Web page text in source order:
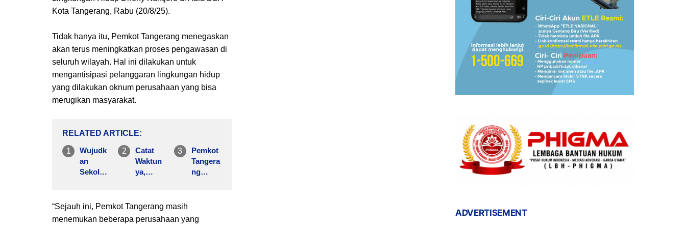
Kota Tangerang, Rabu (20/8/25).
Tidak hanya itu, Pemkot Tangerang menegaskan
akan terus meningkatkan proses pengawasan di
seluruh wilayah. Hal ini dilakukan untuk
mengantisipasi pelanggaran lingkungan hidup
yang dilakukan oknum perusahaan yang bisa
merugikan masyarakat.
RELATED ARTICLE
Wujudk
an
Sekolah
Kota
Tangera
Catat
Waktun
ya,
Tangera
Gratis
Pemkot
Tangera
ng
Jebol di
“Sejauh ini, Pemkot Tangerang masih
menemukan beberapa perusahaan yang
ADVERTISEMENT